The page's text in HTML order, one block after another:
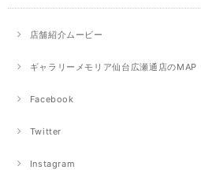
店舗紹介ムービー
ギャラリーメモリア仙台広瀬通店のMAP
Facebook
Twitter
Instagram